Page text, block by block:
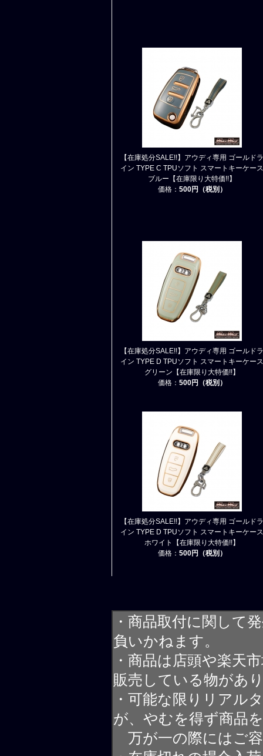
【在庫処分SALE!!】アウディ専用 ゴールドラ
イン TYPE C TPUソフト スマートキーケース
ブルー【在庫限り大特価!!】
価格： 500円（税別）
【在庫処分SALE!!】アウディ専用 ゴールドラ
イン TYPE D TPUソフト スマートキーケース
グリーン【在庫限り大特価!!】
価格： 500円（税別）
【在庫処分SALE!!】アウディ専用 ゴールドラ
イン TYPE D TPUソフト スマートキーケース
ホワイト【在庫限り大特価!!】
価格： 500円（税別）
・商品取付に関して
負いかねます。
・商品は店頭や楽天
販売している物があ
・可能な限りリアル
が、やむを得ず商品
万が一の際にはご